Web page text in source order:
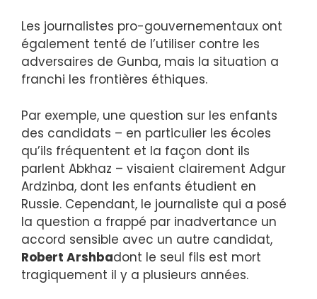
Les journalistes pro-gouvernementaux ont
également tenté de l’utiliser contre les
adversaires de Gunba, mais la situation a
franchi les frontières éthiques.
Par exemple, une question sur les enfants
des candidats – en particulier les écoles
qu’ils fréquentent et la façon dont ils
parlent Abkhaz – visaient clairement Adgur
Ardzinba, dont les enfants étudient en
Russie. Cependant, le journaliste qui a posé
la question a frappé par inadvertance un
accord sensible avec un autre candidat,
Robert Arshbadont le seul fils est mort
tragiquement il y a plusieurs années.